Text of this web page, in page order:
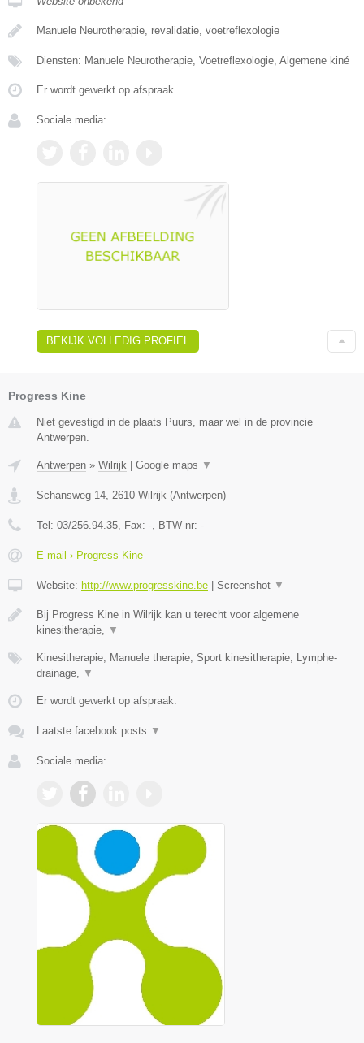
Manuele Neurotherapie, revalidatie, voetreflexologie
Diensten: Manuele Neurotherapie, Voetreflexologie, Algemene kiné
Er wordt gewerkt op afspraak.
Sociale media:
BEKIJK VOLLEDIG PROFIEL
Progress Kine
Niet gevestigd in de plaats Puurs, maar wel in de provincie
Antwerpen.
Antwerpen » Wilrijk Google maps ▼
Schansweg 14, 2610 Wilrijk (Antwerpen)
Tel: 03/256.94.35, Fax: -, BTW-nr: -
E-mail › Progress Kine
Website: http://www.progresskine.be Screenshot ▼
Bij Progress Kine in Wilrijk kan u terecht voor algemene
kinesitherapie, ▼
Kinesitherapie, Manuele therapie, Sport kinesitherapie, Lymphe-
drainage, ▼
Er wordt gewerkt op afspraak.
Laatste facebook posts ▼
Sociale media: